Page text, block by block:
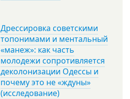
Дрессировка советскими
топонимами и ментальный
«манеж»: как часть
молодежи сопротивляется
деколонизации Одессы и
почему это не «ждуны»
(исследование)